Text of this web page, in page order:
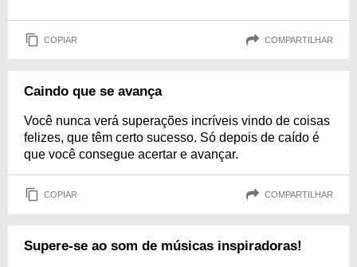
COPIAR COMPARTILHAR
Caindo que se avança
Você nunca verá superações incríveis vindo de coisas
felizes, que têm certo sucesso. Só depois de caído é
que você consegue acertar e avançar.
COPIAR COMPARTILHAR
Supere-se ao som de músicas inspiradoras!